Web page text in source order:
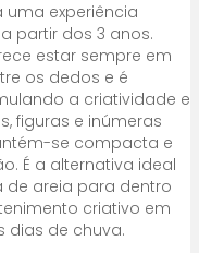
uma experiência
partir dos 3 anos.
estar sempre em
os dedos e é
a criatividade e
figuras e inúmeras
se compacta e
É a alternativa ideal
de areia para dentro
criativo em
dias de chuva.